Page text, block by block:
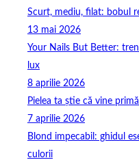
Scurt, mediu, filat: bobul
13 mai 2026
Your Nails But Better:
lux
8 aprilie 2026
Pielea ta știe că vine
7 aprilie 2026
Blond impecabil: ghidul
culorii